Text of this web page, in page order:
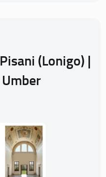
(Lonigo) |